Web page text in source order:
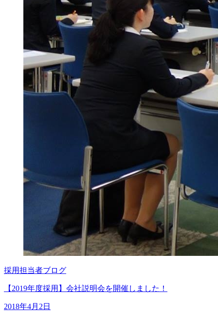
採用担当者ブログ
【2019年度採用】会社説明会を開催しました！
2018年4月2日